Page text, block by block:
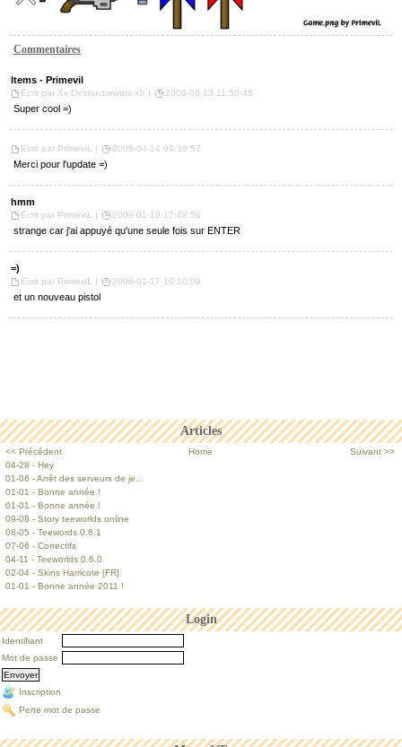
Articles
<< Précédent Home
Suivant >>
04-28 - Hey
01-06 - Arrêt des serveurs de je...
01-01 - Bonne année !
01-01 - Bonne année !
09-08 - Story teeworlds online
08-05 - Teewords 0.6.1
07-06 - Correctifs
04-11 - Teeworlds 0.6.0
02-04 - Skins Harricote [FR]
01-01 - Bonne année 2011 !
Login
Identifiant
Mot de passe
Inscription
Perte mot de passe
Commentaires
Items - Primevil
Ecrit par Xx-Destructorwars-xX | 2009-06-13 11:50:48
Super cool =)
Ecrit par PrimeviL | 2008-04-14 09:39:57
Merci pour l'update =)
hmm
Ecrit par PrimeviL | 2008-01-18 17:43:58
strange car j'ai appuyé qu'une seule fois sur ENTER
=)
Ecrit par PrimeviL | 2008-01-17 10:10:09
et un nouveau pistol